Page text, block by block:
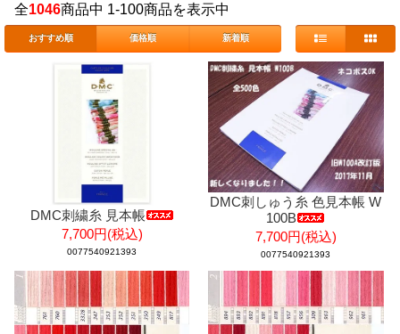
全1046商品中 1-100商品を表示中
おすすめ順 価格順 新着順
DMC刺繍糸 見本帳
7,700円(税込)
0077540921393
DMC刺しゅう糸 色見本帳 W
100B
7,700円(税込)
0077540921393